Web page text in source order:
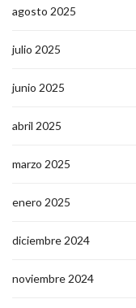
agosto 2025
julio 2025
junio 2025
abril 2025
marzo 2025
enero 2025
diciembre 2024
noviembre 2024